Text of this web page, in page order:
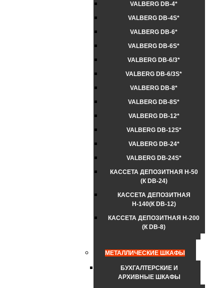
VALBERG DB-4*
VALBERG DB-4S*
VALBERG DB-6*
VALBERG DB-6S*
VALBERG DB-6/3*
VALBERG DB-6/3S*
VALBERG DB-8*
VALBERG DB-8S*
VALBERG DB-12*
VALBERG DB-12S*
VALBERG DB-24*
VALBERG DB-24S*
КАССЕТА ДЕПОЗИТНАЯ Н-50
(К DB-24)
КАССЕТА ДЕПОЗИТНАЯ
Н-140(К DB-12)
КАССЕТА ДЕПОЗИТНАЯ Н-200
(К DB-8)
МЕТАЛЛИЧЕСКИЕ ШКАФЫ
БУХГАЛТЕРСКИЕ И
АРХИВНЫЕ ШКАФЫ